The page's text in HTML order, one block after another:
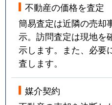
不動産の価格を査定
簡易査定は近隣の売却
示。訪問査定は現地を
示します。また、必要
査します。
媒介契約